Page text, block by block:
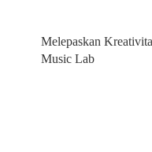
Melepaskan
Music Lab